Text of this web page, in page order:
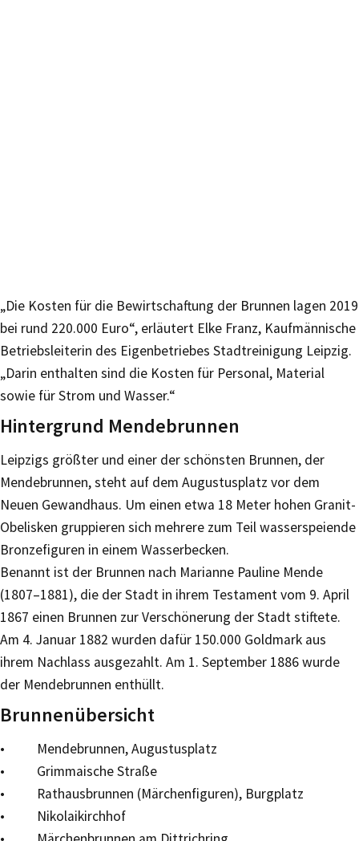
„Die Kosten für die Bewirtschaftung der Brunnen lagen 2019
bei rund 220.000 Euro“, erläutert Elke Franz, Kaufmännische
Betriebsleiterin des Eigenbetriebes Stadtreinigung Leipzig.
„Darin enthalten sind die Kosten für Personal, Material
sowie für Strom und Wasser.“
Hintergrund Mendebrunnen
Leipzigs größter und einer der schönsten Brunnen, der
Mendebrunnen, steht auf dem Augustusplatz vor dem
Neuen Gewandhaus. Um einen etwa 18 Meter hohen Granit-
Obelisken gruppieren sich mehrere zum Teil wasserspeiende
Bronzefiguren in einem Wasserbecken.
Benannt ist der Brunnen nach Marianne Pauline Mende
(1807–1881), die der Stadt in ihrem Testament vom 9. April
1867 einen Brunnen zur Verschönerung der Stadt stiftete.
Am 4. Januar 1882 wurden dafür 150.000 Goldmark aus
ihrem Nachlass ausgezahlt. Am 1. September 1886 wurde
der Mendebrunnen enthüllt.
Brunnenübersicht
• Mendebrunnen, Augustusplatz
• Grimmaische Straße
• Rathausbrunnen (Märchenfiguren), Burgplatz
• Nikolaikirchhof